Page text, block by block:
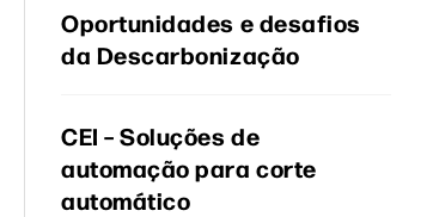
Oportunidades e desafios
da Descarbonização
CEI – Soluções de
automação para corte
automático